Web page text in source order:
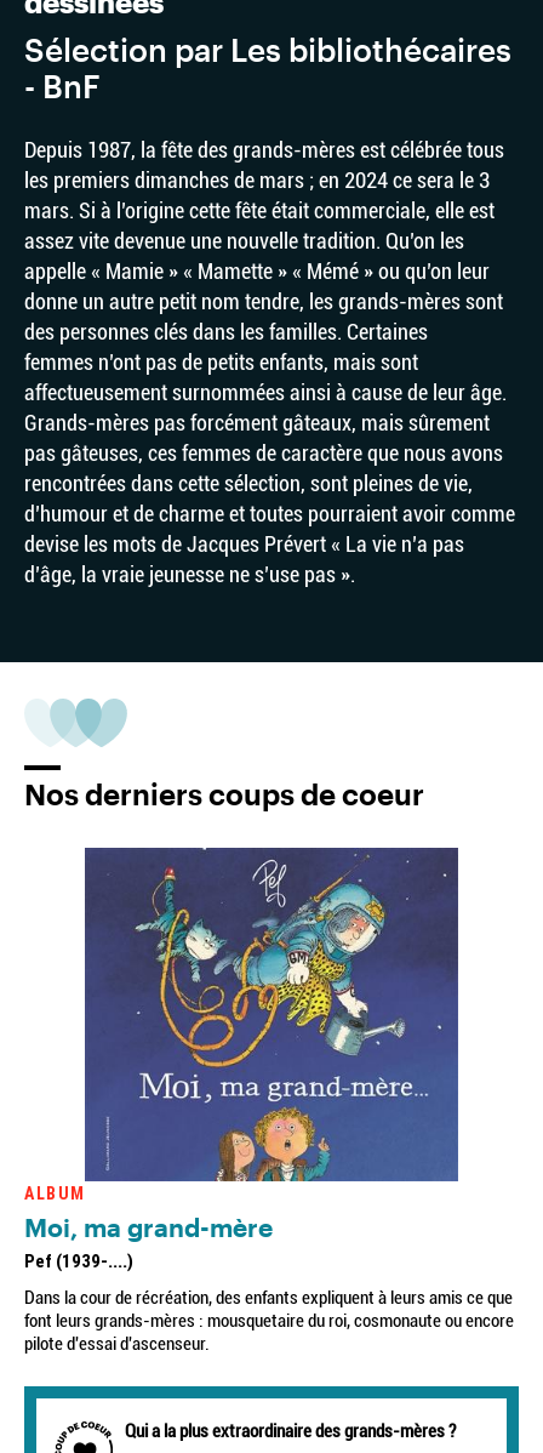
Sélection par Les bibliothécaires
- BnF
Depuis 1987, la fête des grands-mères est célébrée tous
les premiers dimanches de mars ; en 2024 ce sera le 3
mars. Si à l’origine cette fête était commerciale, elle est
assez vite devenue une nouvelle tradition. Qu’on les
appelle « Mamie » « Mamette » « Mémé » ou qu’on leur
donne un autre petit nom tendre, les grands-mères sont
des personnes clés dans les familles. Certaines
femmes n’ont pas de petits enfants, mais sont
affectueusement surnommées ainsi à cause de leur âge.
Grands-mères pas forcément gâteaux, mais sûrement
pas gâteuses, ces femmes de caractère que nous avons
rencontrées dans cette sélection, sont pleines de vie,
d’humour et de charme et toutes pourraient avoir comme
devise les mots de Jacques Prévert « La vie n’a pas
d’âge, la vraie jeunesse ne s’use pas ».
Nos derniers coups de coeur
ALBUM
Moi, ma grand-mère
Pef (1939-....)
Dans la cour de récréation, des enfants expliquent à leurs amis ce que
font leurs grands-mères : mousquetaire du roi, cosmonaute ou encore
pilote d'essai d'ascenseur.
Qui a la plus extraordinaire des grands-mères ?